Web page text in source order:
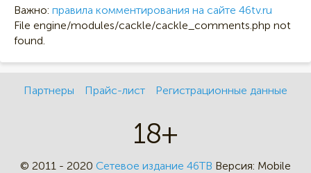
Важно: правила комментирования на сайте 46tv.ru
File engine/modules/cackle/cackle_comments.php not
found.
Партнеры Прайс-лист Регистрационные данные
18+
© 2011 - 2020 Сетевое издание 46ТВ Версия: Mobile